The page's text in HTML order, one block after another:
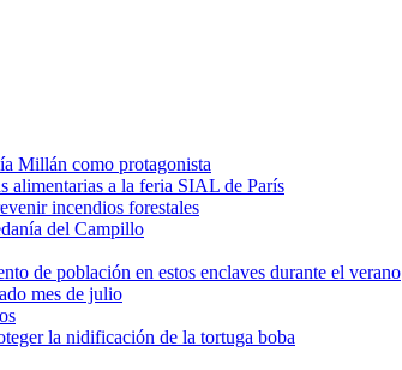
Millán como protagonista
alimentarias a la feria SIAL de París
incendios forestales
del Campillo
de población en estos enclaves durante el verano
mes de julio
la nidificación de la tortuga boba